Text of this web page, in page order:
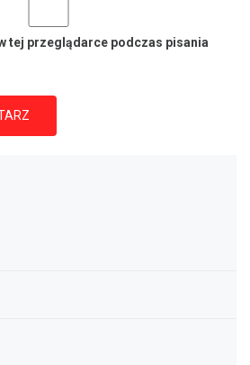
tej przeglądarce podczas pisania